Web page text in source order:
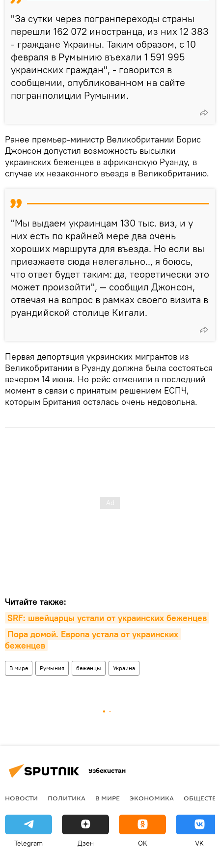
"За сутки через погранпереходы страны
перешли 162 072 иностранца, из них 12 383
- граждане Украины. Таким образом, с 10
февраля в Румынию въехали 1 591 995
украинских граждан", - говорится в
сообщении, опубликованном на сайте
погранполиции Румынии.
Ранее премьер-министр Великобритании Борис
Джонсон допустил возможность высылки
украинских беженцев в африканскую Руанду, в
случае их незаконного въезда в Великобританию.
"Мы выдаем украинцам 130 тыс. виз, и у
них есть по крайней мере два очень
хороших маршрута для въезда. Но если вы
приезжаете сюда нелегально.., я боюсь,
что ответ будет таким: да, теоретически это
может произойти", — сообщил Джонсон,
отвечая на вопрос в рамках своего визита в
руандийской столице Кигали.
Первая депортация украинских мигрантов из
Великобритании в Руанду должна была состояться
вечером 14 июня. Но рейс отменили в последний
момент в связи с принятым решением ЕСПЧ,
которым Британия осталась очень недовольна.
Читайте также:
SRF: швейцарцы устали от украинских беженцев
Пора домой. Европа устала от украинских
беженцев
В мире Румыния беженцы Украина
Узбекистан
НОВОСТИ ПОЛИТИКА В МИРЕ ЭКОНОМИКА
Telegram Дзен OK VK